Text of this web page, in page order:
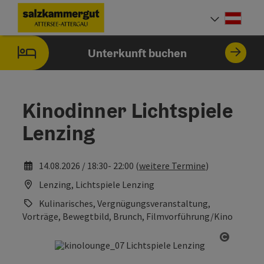
Zum InhaltAccesskey
[0]
Zur NavigationAccesskey
[1]
Zum Seitenanfang
Zum ImpressumAccesskey
[5]
Zu den Hinweisen zur Bedienung der Website Accesskey
Zur StartseiteAccesskey
[7]
Unterkunft buchen
Kinodinner Lichtspiele
Lenzing
14.08.2026 / 18:30- 22:00 (weitere Termine)
Lenzing, Lichtspiele Lenzing
Kulinarisches, Vergnügungsveranstaltung,
Vorträge, Bewegtbild, Brunch, Filmvorführung/Kino